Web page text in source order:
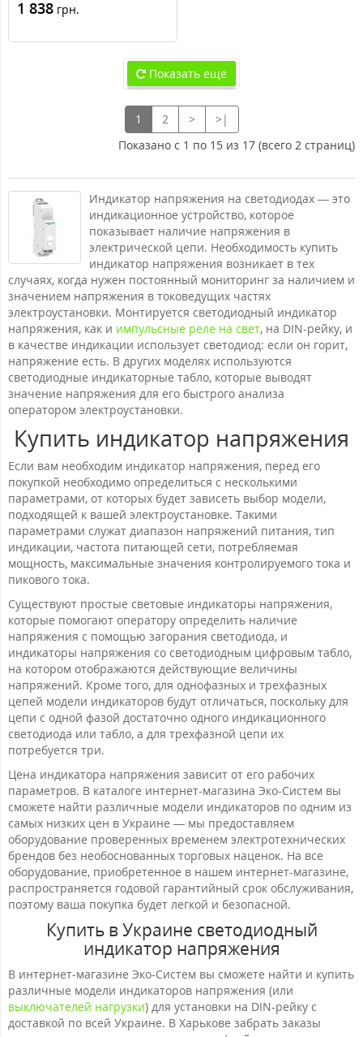
400В пер. тока (3 фазы)
1 838 грн.
Показать еще
1 2 >
>|
Показано с 1 по 15 из 17 (всего 2 страниц)
Индикатор напряжения на светодиодах — это
индикационное устройство, которое
показывает наличие напряжения в
электрической цепи. Необходимость купить
индикатор напряжения возникает в тех
случаях, когда нужен постоянный мониторинг за наличием и
значением напряжения в токоведущих частях
электроустановки. Монтируется светодиодный индикатор
напряжения, как и импульсные реле на свет, на DIN-рейку, и
в качестве индикации использует светодиод: если он горит,
напряжение есть. В других моделях используются
светодиодные индикаторные табло, которые выводят
значение напряжения для его быстрого анализа
оператором электроустановки.
Купить индикатор напряжения
Если вам необходим индикатор напряжения, перед его
покупкой необходимо определиться с несколькими
параметрами, от которых будет зависеть выбор модели,
подходящей к вашей электроустановке. Такими
параметрами служат диапазон напряжений питания, тип
индикации, частота питающей сети, потребляемая
мощность, максимальные значения контролируемого тока и
пикового тока.
Существуют простые световые индикаторы напряжения,
которые помогают оператору определить наличие
напряжения с помощью загорания светодиода, и
индикаторы напряжения со светодиодным цифровым табло,
на котором отображаются действующие величины
напряжений. Кроме того, для однофазных и трехфазных
цепей модели индикаторов будут отличаться, поскольку для
цепи с одной фазой достаточно одного индикационного
светодиода или табло, а для трехфазной цепи их
потребуется три.
Цена индикатора напряжения зависит от его рабочих
параметров. В каталоге интернет-магазина Эко-Систем вы
сможете найти различные модели индикаторов по одним из
самых низких цен в Украине — мы предоставляем
оборудование проверенных временем электротехнических
брендов без необоснованных торговых наценок. На все
оборудование, приобретенное в нашем интернет-магазине,
распространяется годовой гарантийный срок обслуживания,
поэтому ваша покупка будет легкой и безопасной.
Купить в Украине светодиодный
индикатор напряжения
В интернет-магазине Эко-Систем вы сможете найти и купить
различные модели индикаторов напряжения (или
выключателей нагрузки) для установки на DIN-рейку с
доставкой по всей Украине. В Харькове забрать заказы